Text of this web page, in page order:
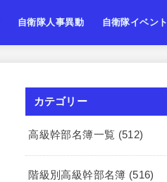
自衛隊人事異動 自衛隊イベント
カテゴリー
高級幹部名簿一覧 (512)
階級別高級幹部名簿 (516)